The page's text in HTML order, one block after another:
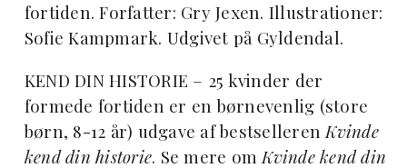
fortiden. Forfatter: Gry Jexen. Illustrationer:
Sofie Kampmark. Udgivet på Gyldendal.
KEND DIN HISTORIE – 25 kvinder der
formede fortiden er en børnevenlig (store
børn, 8-12 år) udgave af bestsellerenKvinde
kend din historie. Se mere omKvinde kend din